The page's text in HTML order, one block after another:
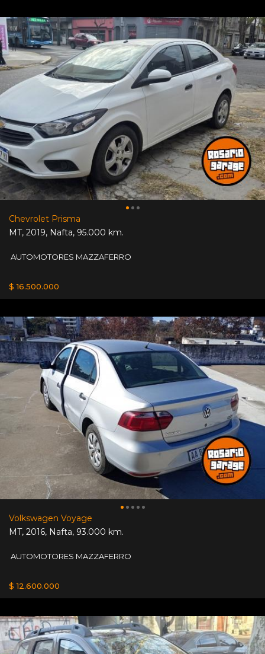
Chevrolet Prisma
MT, 2019, Nafta, 95.000 km.
AUTOMOTORES MAZZAFERRO
$ 16.500.000
Volkswagen Voyage
MT, 2016, Nafta, 93.000 km.
AUTOMOTORES MAZZAFERRO
$ 12.600.000